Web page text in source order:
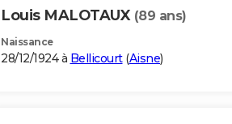
Louis MALOTAUX (89 ans)
Naissance
28/12/1924 à Bellicourt(Aisne)